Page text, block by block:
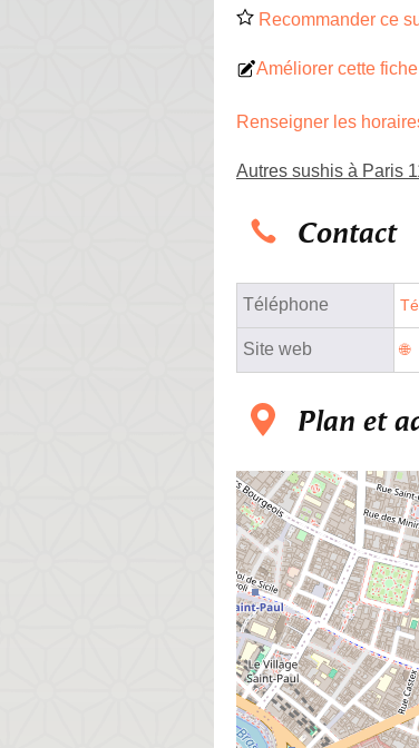
Recommander ce
Améliorer cette fiche
Renseigner les
Autres sushis à Paris
Contact
Téléphone
Site web
Plan et